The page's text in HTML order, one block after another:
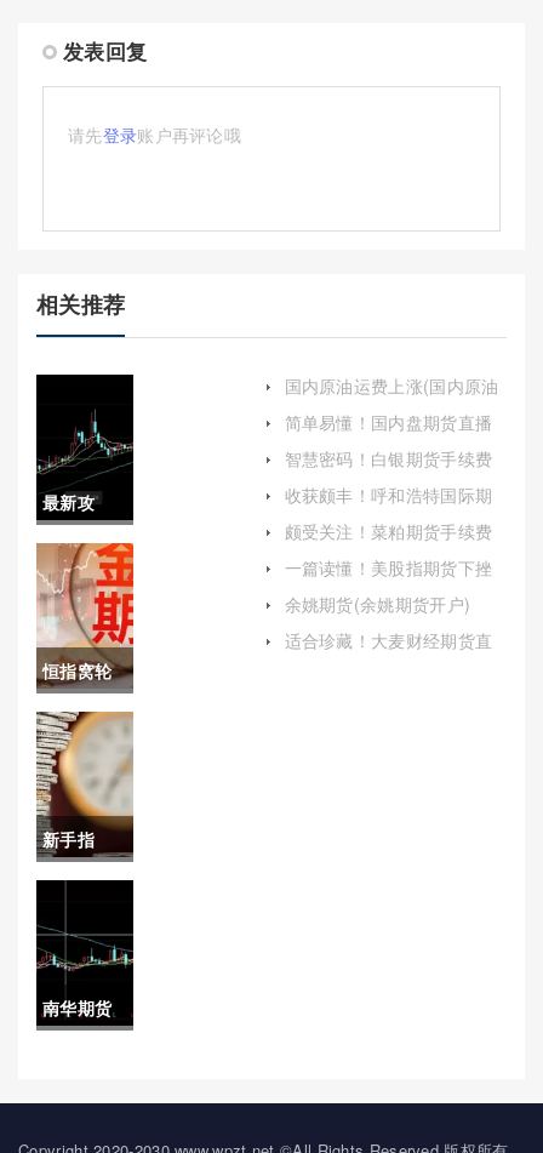
发表回复
请先登录账户再评论哦
相关推荐
最新攻
略！期货
恒指喊
单：揭秘
与解析
恒指窝轮
交易不活
跃(恒指窝
轮牛熊证)
新手指
南！期货
直播喊单
哪个平台
好(帮助投
南华期货
期货证券
怎么样)
国内原油运费上涨(国内原油
简单易懂！国内盘期货直播
智慧密码！白银期货手续费
收获颇丰！呼和浩特国际期
规)
颇受关注！菜粕期货手续费
一篇读懂！美股指期货下挫
余姚期货(余姚期货开户)
适合珍藏！大麦财经期货直